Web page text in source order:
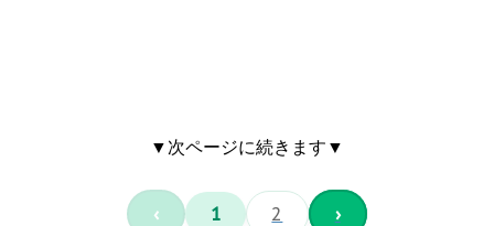
▼次ページに続きます▼
‹ 1 2 ›